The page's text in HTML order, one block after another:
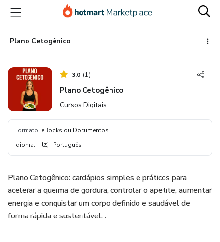
para
conteúdo
principal
para
pagamento
para
rodapé
Plano Cetogênico
3.0 (1)
Plano Cetogênico
Cursos Digitais
Formato: eBooks ou Documentos
Idioma: Português
Plano Cetogênico: cardápios simples e práticos para
acelerar a queima de gordura, controlar o apetite, aumentar
energia e conquistar um corpo definido e saudável de
forma rápida e sustentável. .